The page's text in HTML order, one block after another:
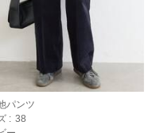
パンツ
: 38